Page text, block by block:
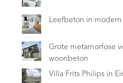
Leefbeton in
Grote metamorfose
woonbeton
Villa Frits Philips in